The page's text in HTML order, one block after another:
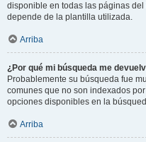
disponible en todas las páginas
depende de la plantilla utilizada.
Arriba
¿Por qué mi búsqueda me
Probablemente su búsqueda fue
comunes que no son indexados
opciones disponibles en la
Arriba